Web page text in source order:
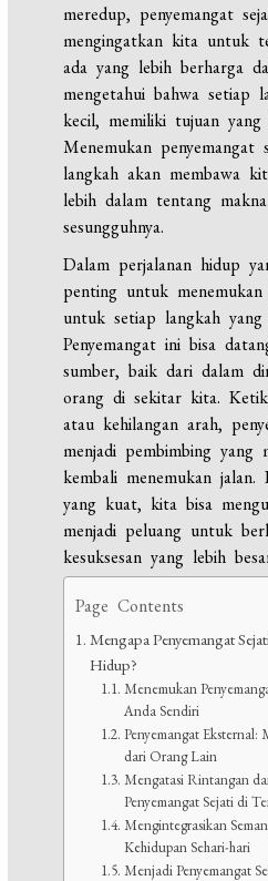
meredup, penyemangat
mengingatkan kita untuk
ada yang lebih berharga
mengetahui bahwa setiap
kecil, memiliki tujuan yang
Menemukan
langkah akan membawa
lebih dalam tentang
sesungguhnya.
Dalam perjalanan hidup
penting untuk menemukan
untuk setiap langkah
Penyemangat ini bisa
sumber, baik dari dalam
orang di sekitar kita.
atau kehilangan arah,
menjadi pembimbing yang
kembali menemukan jalan.
yang kuat, kita bisa
menjadi peluang untuk
kesuksesan yang lebih
Page Contents
Mengapa Penyemangat
Hidup?
Menemukan
Anda Sendiri
Penyemangat
dari Orang Lain
Mengatasi Rintangan
Penyemangat Sejati di
Mengintegrasikan
Kehidupan Sehari-hari
Menjadi Penyemangat